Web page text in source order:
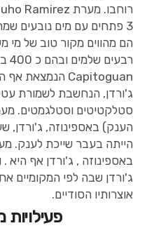
3 פתחים עם מים נובעים
הם מהווים מקור טוב של מי
ג'ורדן, הנחשבת לשמורת
הענק) באספינוזה, ג'ורדן,
ג'ורדן שבה לפי המקומיים
אוצרותיו הסודיים.